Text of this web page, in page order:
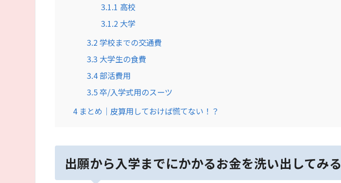
3.1.1 高校
3.1.2 大学
3.2 学校までの交通費
3.3 大学生の食費
3.4部活費用
3.5卒/入学式用のスーツ
4 まとめ｜皮算用しておけば慌てない！？
出願から入学までにかかるお金を洗い出してみる